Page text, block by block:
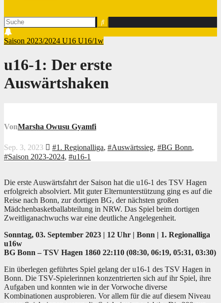
Saison 2023/2024 U16 U16/1w
u16-1: Der erste
Auswärtshaken
VonMarsha Owusu Gyamfi
Sep. 3, 2023 #1. Regionalliga, #Auswärtssieg, #BG Bonn,
#Saison 2023-2024, #u16-1
Die erste Auswärtsfahrt der Saison hat die u16-1 des TSV Hagen
erfolgreich absolviert. Mit guter Elternunterstützung ging es auf die
Reise nach Bonn, zur dortigen BG, der nächsten großen
Mädchenbasketballabteilung in NRW. Das Spiel beim dortigen
Zweitliganachwuchs war eine deutliche Angelegenheit.
Sonntag, 03. September 2023 | 12 Uhr | Bonn | 1. Regionalliga
u16w
BG Bonn – TSV Hagen 1860 22:110 (08:30, 06:19, 05:31, 03:30)
Ein überlegen geführtes Spiel gelang der u16-1 des TSV Hagen in
Bonn. Die TSV-Spielerinnen konzentrierten sich auf ihr Spiel, ihre
Aufgaben und konnten wie in der Vorwoche diverse
Kombinationen ausprobieren. Vor allem für die auf diesem Niveau